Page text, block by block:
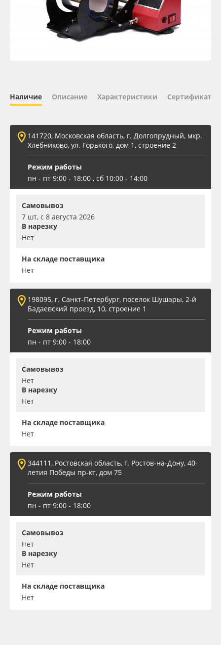
Oracal 641
ПЭТ листовой
Вспененный ПВХ
Баннер
Наличие Описание Характеристики Сертификаты
141720, Московская область, г. Долгопрудный, мкр.
Хлебниково, ул. Горького, дом 1, строение 2
Режим работы
пн - пт 9:00 - 18:00 , сб 10:00 - 14:00
Самовывоз
7 шт, с 8 августа 2026
В нарезку
Нет
На складе поставщика
Нет
198095, г. Санкт-Петербург, поселок Шушары, 2-й
Бадаевский проезд, 10, строение 1
Режим работы
пн - пт 9:00 - 18:00
Самовывоз
Нет
В нарезку
Нет
На складе поставщика
Нет
344111, Ростовская область, г. Ростов-на-Дону, 40-
летия Победы пр-кт, дом 75
Режим работы
пн - пт 9:00 - 18:00
Самовывоз
Нет
В нарезку
Нет
На складе поставщика
Нет